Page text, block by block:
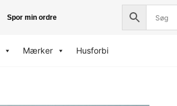
Spor min ordre
Mærker Husforbi